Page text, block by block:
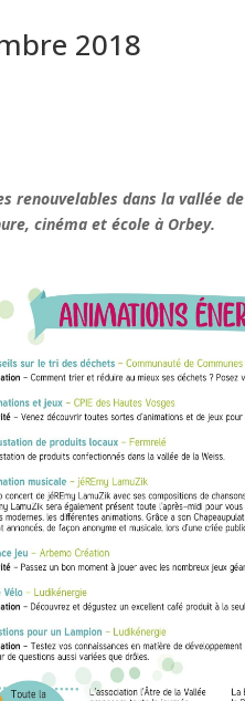
2018
renouvelables dans la vallée
cinéma et école à Orbey.